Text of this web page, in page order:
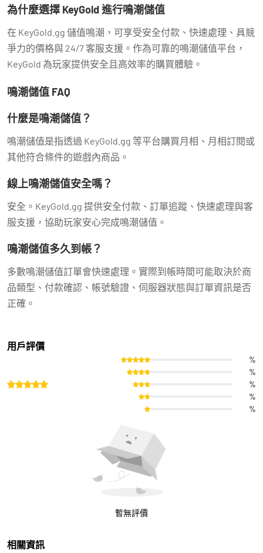
為什麼選擇 KeyGold 進行鳴潮儲值
在 KeyGold.gg 儲值鳴潮，可享受安全付款、快速處理、具競
爭力的價格與 24/7 客服支援。作為可靠的鳴潮儲值平台，
KeyGold 為玩家提供安全且高效率的購買體驗。
鳴潮儲值 FAQ
什麼是鳴潮儲值？
鳴潮儲值是指透過 KeyGold.gg 等平台購買月相、月相訂閱或
其他符合條件的遊戲內商品。
線上鳴潮儲值安全嗎？
安全。KeyGold.gg 提供安全付款、訂單追蹤、快速處理與客
服支援，協助玩家安心完成鳴潮儲值。
鳴潮儲值多久到帳？
多數鳴潮儲值訂單會快速處理。實際到帳時間可能取決於商
品類型、付款確認、帳號驗證、伺服器狀態與訂單資訊是否
正確。
用戶評價
%
%
%
%
%
暫無評價
相關資訊